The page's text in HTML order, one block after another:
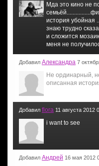
Мда это кино не
история убойная
знаю трудно
и сложится
меня не
Добавил Александра 7
Не ординарный,
описанная
Добавил flora 11 августа 2012
i want to see
Добавил Андрей 16 мая 2012